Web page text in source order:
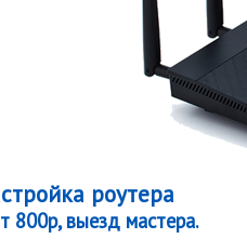
роутера
800р, выезд мастера.